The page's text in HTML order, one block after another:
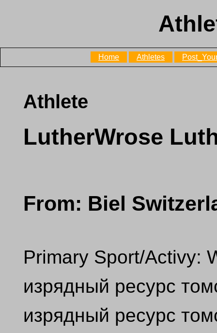
Home Athletes
Athlete
LutherWrose
From: Biel
Primary Sport/Activy:
изрядный ресурс
изрядный ресурс